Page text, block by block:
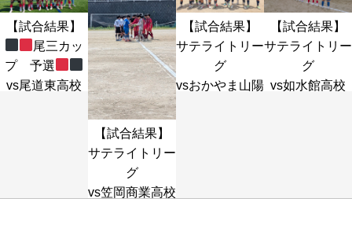
【試合結果】
尾三カッ
プ　予選
vs尾道東高校
【試合結果】
サテライトリー
グ
vs笠岡商業高校
【試合結果】
サテライトリー
グ
vsおかやま山陽
1-2
【試合結果】
サテライトリー
グ
vs如水館高校
0-4